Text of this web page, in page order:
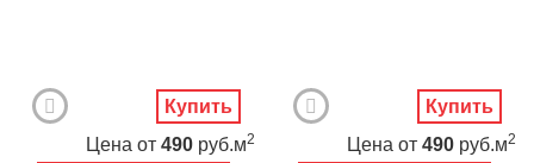
Цена от 490 руб.м2
Купить
Цена от 490 руб.м2
Купить